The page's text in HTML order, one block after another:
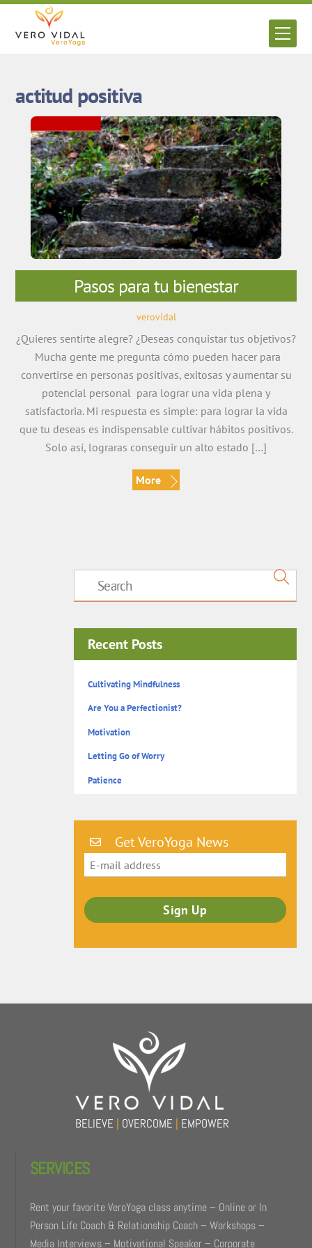
Skip
actitud positiva
Pasos para tu bienestar
verovidal
¿Quieres sentirte alegre? ¿Deseas conquistar tus objetivos?
Mucha gente me pregunta cómo pueden hacer para
convertirse en personas positivas, exitosas y aumentar su
potencial personal para lograr una vida plena y
satisfactoria. Mi respuesta es simple: para lograr la vida
que tu deseas es indispensable cultivar hábitos positivos.
Solo así, lograras conseguir un alto estado […]
More
Recent Posts
Cultivating Mindfulness
Are You a Perfectionist?
Motivation
Letting Go of Worry
Patience
Get VeroYoga News
BELIEVE | OVERCOME | EMPOWER
SERVICES
Rent your favorite VeroYoga class anytime – Online or In
Person Life Coach & Relationship Coach – Workshops –
Media Interviews – Motivational Speaker – Corporate